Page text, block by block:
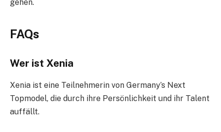
gehen.
FAQs
Wer ist Xenia
Xenia ist eine Teilnehmerin von Germany’s Next
Topmodel, die durch ihre Persönlichkeit und ihr Talent
auffällt.